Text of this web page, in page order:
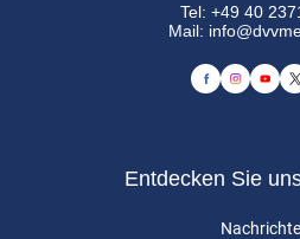
Tel:+49 40
Mail:
Entdecken Sie